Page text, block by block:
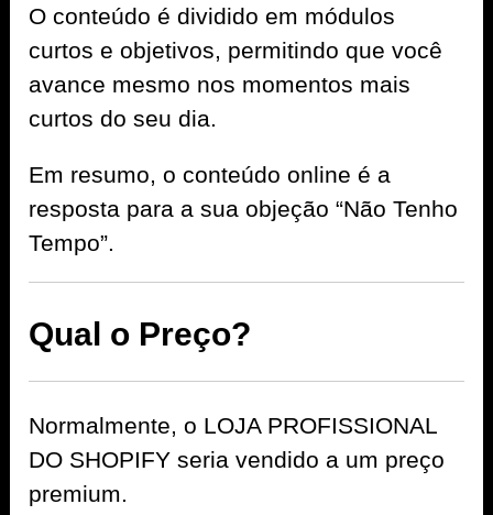
O conteúdo é dividido em módulos
curtos e objetivos, permitindo que você
avance mesmo nos momentos mais
curtos do seu dia.
Em resumo, o conteúdo online é a
resposta para a sua objeção “Não Tenho
Tempo”.
Qual o Preço?
Normalmente, o LOJA PROFISSIONAL
DO SHOPIFY seria vendido a um preço
premium.